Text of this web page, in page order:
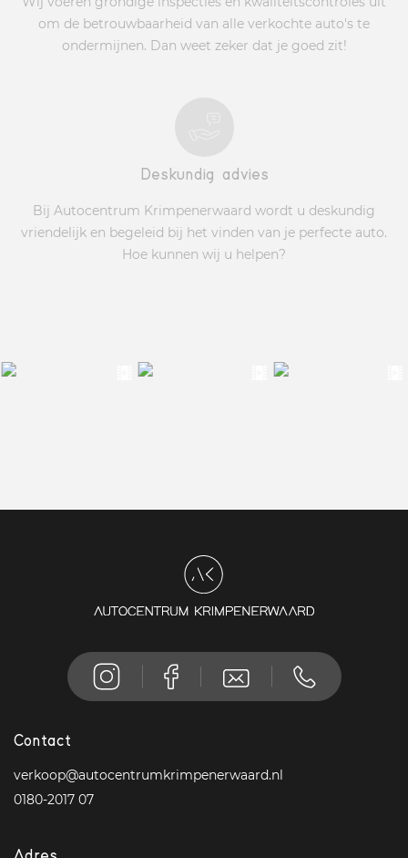
om de betrouwbaarheid van alle verkochte auto's te
ondermijnen. Dan weet zeker dat je goed zit!
Deskundig advies
Bij Autocentrum Krimpenerwaard wordt u deskundig
vriendelijk en begeleid bij het vinden van je perfecte auto.
Hoe kunnen wij u helpen?
Contact
verkoop@autocentrumkrimpenerwaard.nl
0180-2017 07